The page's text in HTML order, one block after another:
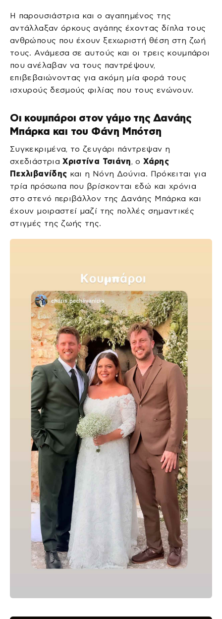
Η παρουσιάστρια και ο αγαπημένος της
αντάλλαξαν όρκους αγάπης έχοντας δίπλα τους
ανθρώπους που έχουν ξεχωριστή θέση στη ζωή
τους. Ανάμεσα σε αυτούς και οι τρεις κουμπάροι
που ανέλαβαν να τους παντρέψουν,
επιβεβαιώνοντας για ακόμη μία φορά τους
ισχυρούς δεσμούς φιλίας που τους ενώνουν.
Οι κουμπάροι στον γάμο της Δανάης
Μπάρκα και του Φάνη Μπότση
Συγκεκριμένα, το ζευγάρι πάντρεψαν η
σχεδιάστρια Χριστίνα Τσιάνη, οΧάρης
Πεχλιβανίδης και η Νόνη Δούνια. Πρόκειται για
τρία πρόσωπα που βρίσκονται εδώ και χρόνια
στο στενό περιβάλλον της Δανάης Μπάρκα και
έχουν μοιραστεί μαζί της πολλές σημαντικές
στιγμές της ζωής της.